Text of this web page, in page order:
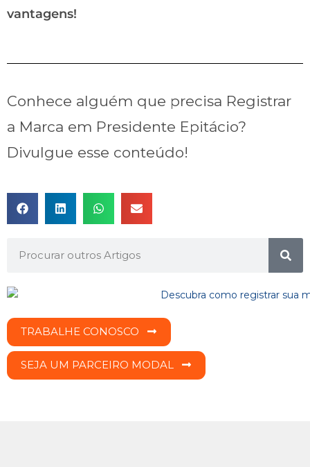
vantagens!
Conhece alguém que precisa Registrar
a Marca em Presidente Epitácio?
Divulgue esse conteúdo!
TRABALHE CONOSCO
SEJA UM PARCEIRO MODAL